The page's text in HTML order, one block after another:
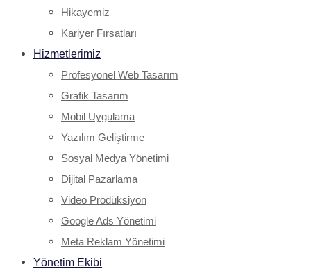
Hikayemiz
Kariyer Fırsatları
Hizmetlerimiz
Profesyonel Web Tasarım
Grafik Tasarım
Mobil Uygulama
Yazılım Geliştirme
Sosyal Medya Yönetimi
Dijital Pazarlama
Video Prodüksiyon
Google Ads Yönetimi
Meta Reklam Yönetimi
Yönetim Ekibi